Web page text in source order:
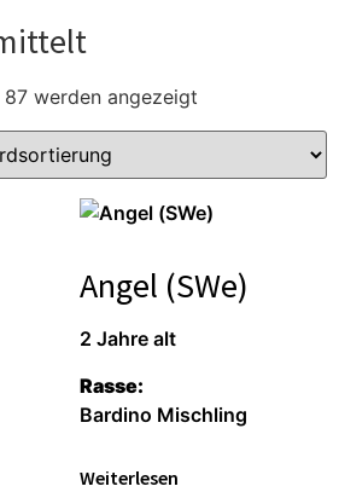
werden angezeigt
Angel (SWe)
2 Jahre alt
Rasse:
Bardino Mischling
Weiterlesen